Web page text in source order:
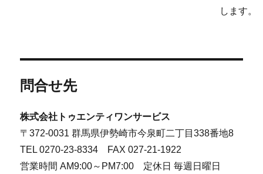
します。
問合せ先
株式会社トゥエンティワンサービス
〒372-0031 群馬県伊勢崎市今泉町二丁目338番地8
TEL 0270-23-8334 FAX 027-21-1922
営業時間 AM9:00～PM7:00 定休日 毎週日曜日